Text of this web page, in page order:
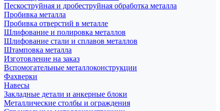
Пескоструйная и дробеструйная обработка металла
Пробивка металла
Пробивка отверстий в металле
Шлифование и полировка металлов
Шлифование стали и сплавов металлов
Штамповка металла
Изготовление на заказ
Вспомогательные металлоконструкции
Фахверки
Навесы
Закладные детали и анкерные блоки
Металлические столбы и ограждения